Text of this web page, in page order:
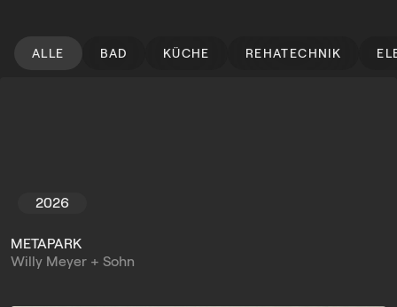
ALLE BAD KÜCHE REHATECHNIK
2026
METAPARK
Willy Meyer + Sohn